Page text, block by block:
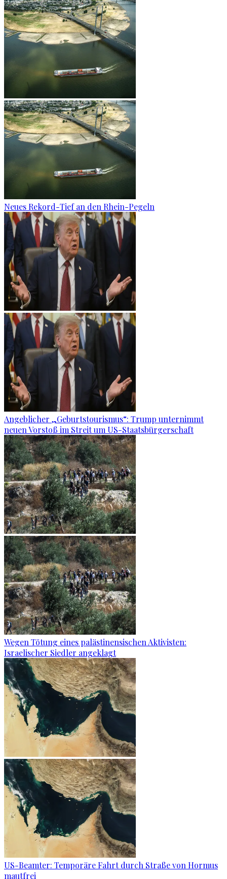
Neues Rekord-Tief an den Rhein-Pegeln
Angeblicher „Geburtstourismus“: Trump unternimmt
neuen Vorstoß im Streit um US-Staatsbürgerschaft
Wegen Tötung eines palästinensischen Aktivisten:
Israelischer Siedler angeklagt
US-Beamter: Temporäre Fahrt durch Straße von Hormus
mautfrei